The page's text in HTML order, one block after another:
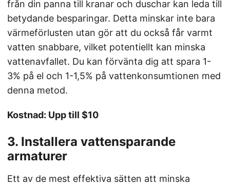
från din panna till kranar och duschar kan leda till
betydande besparingar. Detta minskar inte bara
värmeförlusten utan gör att du också får varmt
vatten snabbare, vilket potentiellt kan minska
vattenavfallet. Du kan förvänta dig att spara 1-
3% på el och 1-1,5% på vattenkonsumtionen med
denna metod.
Kostnad: Upp till $10
3. Installera vattensparande
armaturer
Ett av de mest effektiva sätten att minska